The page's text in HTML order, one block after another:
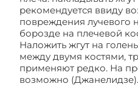
рекомендуется ввиду
повреждения лучевого
борозде на плечевой
Наложить жгут на
между двумя костями,
применяют редко. На
возможно